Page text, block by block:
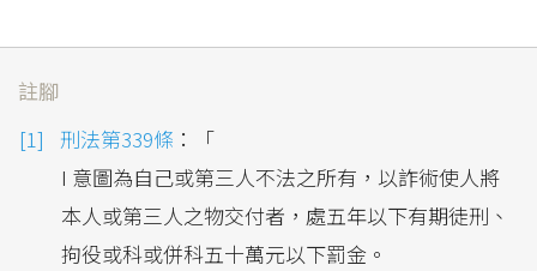
註腳
刑法第339條 ：「
I 意圖為自己或第三人不法之所有，以詐術使人將
本人或第三人之物交付者，處五年以下有期徒刑、
拘役或科或併科五十萬元以下罰金。